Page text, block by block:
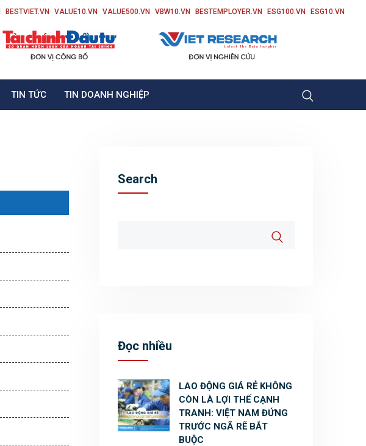
BESTVIET.VN VALUE10.VN VALUE500.VN VBW10.VN BESTEMPLOYER.VN ESG100.VN ESG10.VN
TIN TỨC TIN DOANH NGHIỆP
Search
Đọc nhiều
LAO ĐỘNG GIÁ RẺ KHÔNG
CÒN LÀ LỢI THẾ CẠNH
TRANH: VIỆT NAM ĐỨNG
TRƯỚC NGÃ RẼ BẮT
BUỘC